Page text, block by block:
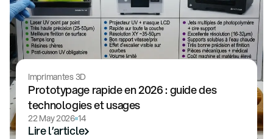
Imprimantes 3D
Prototypage rapide en 2026 : guide des
technologies et usages
22 May 2026 14
Lire l’article